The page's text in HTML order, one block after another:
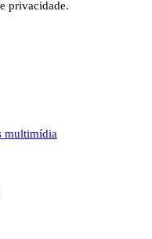
privacidade.
multimídia